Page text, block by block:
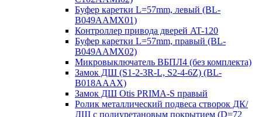
Буфер каретки L=57mm, левый (BL-
B049AAMX01)
Контроллер привода дверей AT-120
Буфер каретки L=57mm, правый (BL-
B049AAMX02)
Микровыключатель ВБПЛ4 (без комплекта)
Замок ДШ (S1-2-3R-L, S2-4-6Z) (BL-
B018AAAX)
Замок ДШ Otis PRIMA-S правый
Ролик металлический подвеса створок ДК/
ДШ с полиуретановым покрытием (D=72